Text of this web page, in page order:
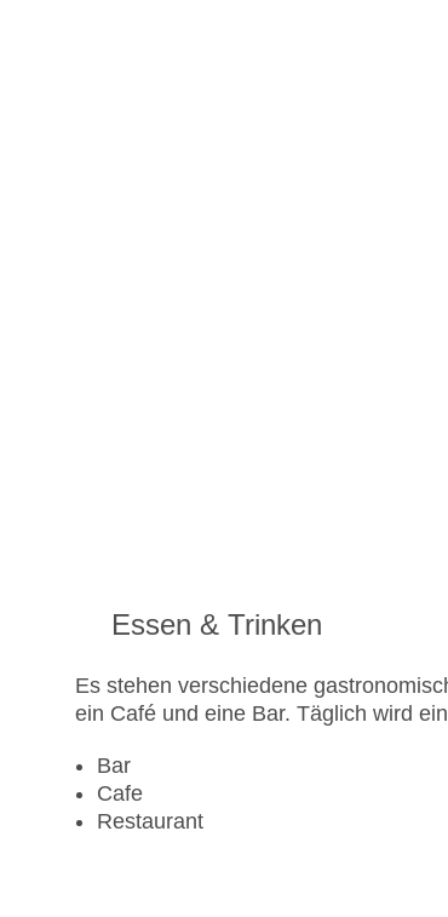
Essen & Trinken
Es stehen verschiedene
ein Café und eine Bar. Täglich wird
Bar
Cafe
Restaurant